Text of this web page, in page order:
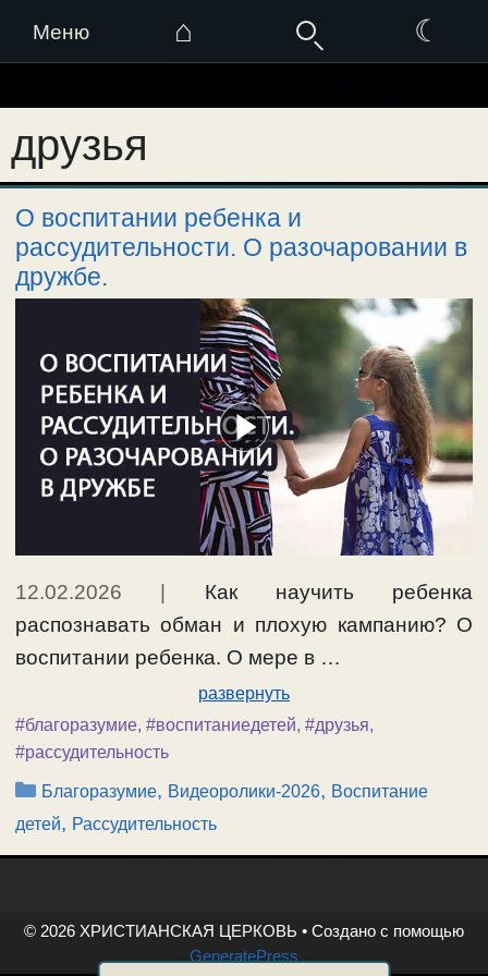
Меню ⌂ ☾
к
содержимому
друзья
О воспитании ребенка и
рассудительности. О разочаровании в
дружбе.
12.02.2026 | Как научить ребенка
распознавать обман и плохую кампанию? О
воспитании ребенка. О мере в …
развернуть
#благоразумие, #воспитаниедетей, #друзья,
#рассудительность
Рубрики
Благоразумие, Видеоролики-2026, Воспитание
детей, Рассудительность
© 2026 ХРИСТИАНСКАЯ ЦЕРКОВЬ • Создано с помощью
GeneratePress